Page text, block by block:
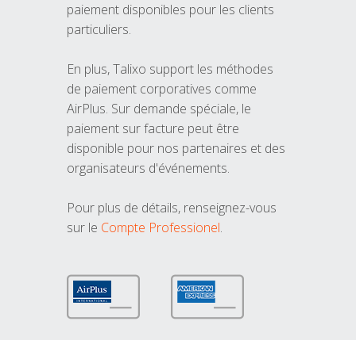
paiement disponibles pour les clients
particuliers.
En plus, Talixo support les méthodes
de paiement corporatives comme
AirPlus. Sur demande spéciale, le
paiement sur facture peut être
disponible pour nos partenaires et des
organisateurs d'événements.
Pour plus de détails, renseignez-vous
sur le Compte Professionel.